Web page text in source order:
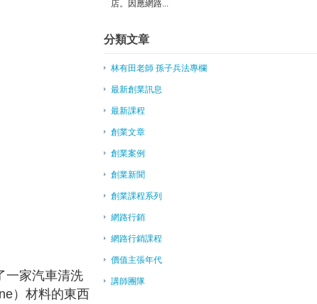
頂尖銷售人員最上乘的功夫，就是練成「不銷而銷」 的境界， 不需要銷售人員說破
擊退全球1千多個新創團隊，台灣新創VoiceTube獲選Facebook FbStart年度App
新聞
課程系列
行銷
家汽車清洗
）材料的東西
店。因應網路...
分類文章
林有田老師 孫子兵法專欄
最新創業訊息
最新課程
創業文章
創業案例
創業新聞
創業課程系列
網路行銷
網路行銷課程
價值主張年代
講師團隊